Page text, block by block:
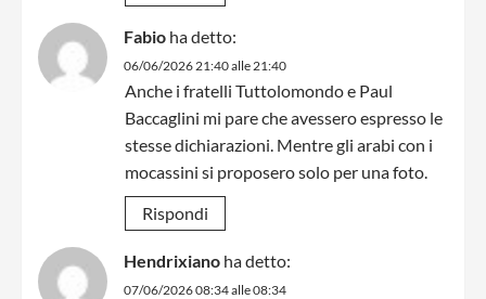
Fabio ha detto:
06/06/2026 21:40 alle 21:40
Anche i fratelli Tuttolomondo e Paul
Baccaglini mi pare che avessero espresso le
stesse dichiarazioni. Mentre gli arabi con i
mocassini si proposero solo per una foto.
Rispondi
Hendrixiano ha detto:
07/06/2026 08:34 alle 08:34